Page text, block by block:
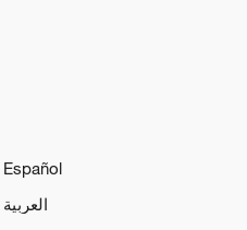
Español
العربية